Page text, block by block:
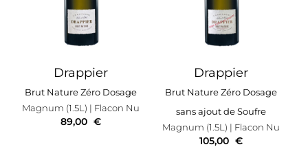
Drappier
Brut Nature Zéro Dosage
Magnum (1.5L) | Flacon Nu
89,00 €
Drappier
Brut Nature Zéro Dosage
sans ajout de Soufre
Magnum (1.5L) | Flacon Nu
105,00 €